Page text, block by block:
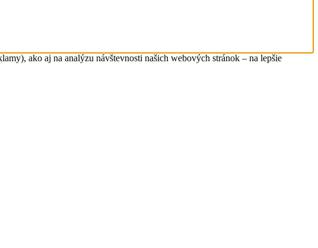
ako aj na analýzu návštevnosti našich webových stránok – na lepšie